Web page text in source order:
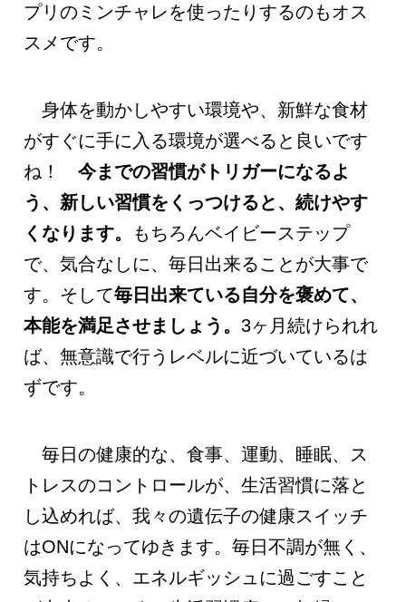
プリのミンチャレを使ったりするのもオス
スメです。
身体を動かしやすい環境や、新鮮な食材
がすぐに手に入る環境が選べると良いです
ね！今までの習慣がトリガーになるよ
う、新しい習慣をくっつけると、続けやす
くなります。
もちろんベイビーステップ
で、気合なしに、毎日出来ることが大事で
す。そして毎日出来ている自分を褒めて、
本能を満足させましょう。3ヶ月続けられれ
ば、無意識で行うレベルに近づいているは
ずです。
毎日の健康的な、食事、運動、睡眠、ス
トレスのコントロールが、生活習慣に落と
し込めれば、我々の遺伝子の健康スイッチ
はONになってゆきます。毎日不調が無く、
気持ちよく、エネルギッシュに過ごすこと